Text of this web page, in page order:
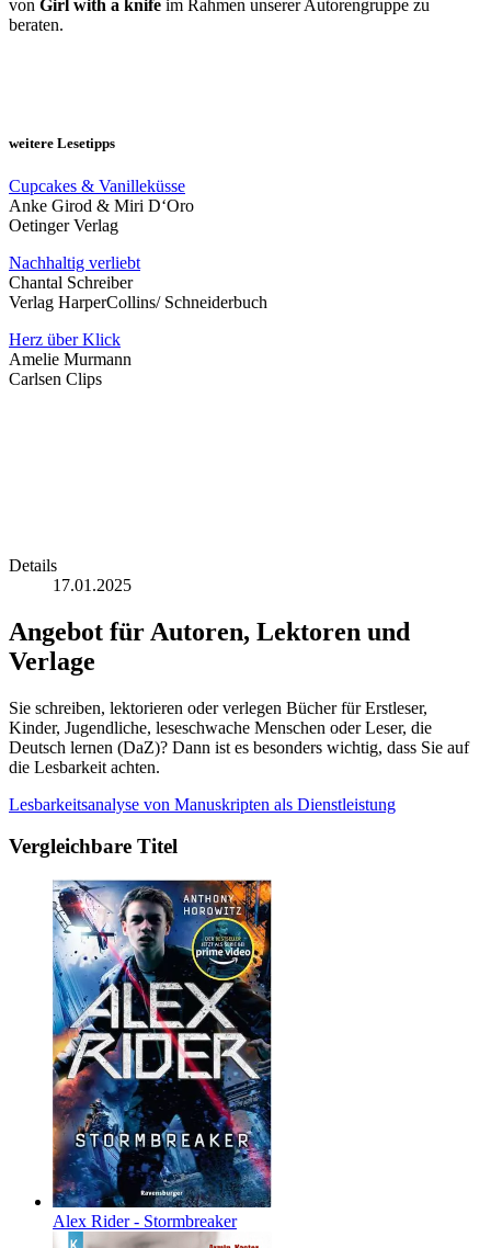
von Girl with a knife im Rahmen unserer Autorengruppe zu
beraten.
weitere Lesetipps
Cupcakes & Vanilleküsse
Anke Girod & Miri D‘Oro
Oetinger Verlag
Nachhaltig verliebt
Chantal Schreiber
Verlag HarperCollins/ Schneiderbuch
Herz über Klick
Amelie Murmann
Carlsen Clips
Details
17.01.2025
Angebot für Autoren, Lektoren und
Verlage
Sie schreiben, lektorieren oder verlegen Bücher für Erstleser,
Kinder, Jugendliche, leseschwache Menschen oder Leser, die
Deutsch lernen (DaZ)? Dann ist es besonders wichtig, dass Sie auf
die Lesbarkeit achten.
Lesbarkeitsanalyse von Manuskripten als Dienstleistung
Vergleichbare Titel
Alex Rider - Stormbreaker